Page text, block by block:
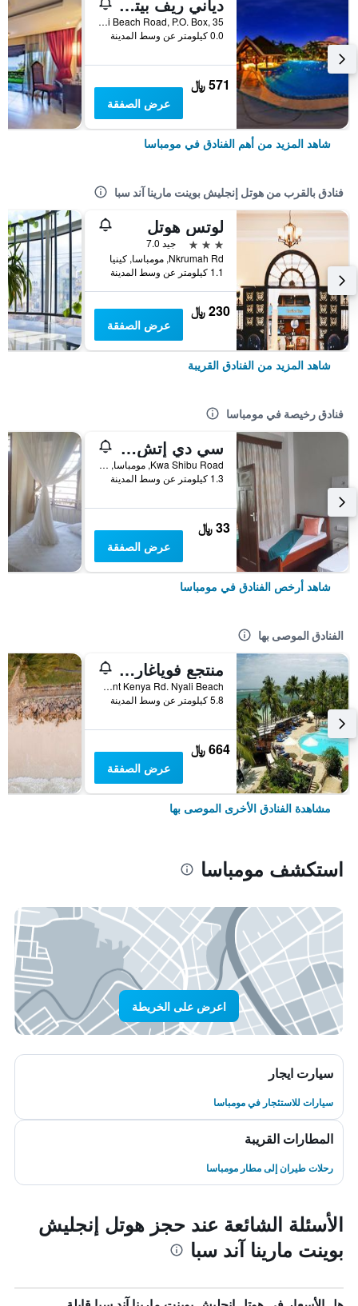
Diani Beach Road, P.O. Box, 35, مومباسا, كينيا
0.0 كيلومتر عن وسط المدينة
571 ﷼
عرض الصفقة
شاهد المزيد من أهم الفنادق في مومباسا
فنادق بالقرب من هوتل إنجليش بوينت مارينا آند سبا
لوتس هوتل
3 نجوم
جيد 7.0
Nkrumah Rd, مومباسا, كينيا
1.1 كيلومتر عن وسط المدينة
230 ﷼
عرض الصفقة
شاهد المزيد من الفنادق القريبة
فنادق رخيصة في مومباسا
سي دي إتش باكباكرز
Kwa Shibu Road, مومباسا, كينيا
1.3 كيلومتر عن وسط المدينة
33 ﷼
عرض الصفقة
شاهد أرخص الفنادق في مومباسا
الفنادق الموصى بها
منتجع فوياغار بيتش
Mount Kenya Rd. Nyali Beach, مومباسا, كينيا
5.8 كيلومتر عن وسط المدينة
664 ﷼
عرض الصفقة
مشاهدة الفنادق الأخرى الموصى بها
استكشف مومباسا
اعرض على الخريطة
سيارت ايجار
سيارات للاستئجار في مومباسا
المطارات القريبة
رحلات طيران إلى مطار مومباسا
الأسئلة الشائعة عند حجز هوتل إنجليش
بوينت مارينا آند سبا